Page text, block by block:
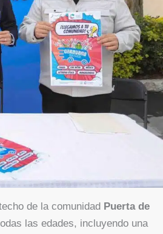
de la comunidad Puerta de
las edades, incluyendo una